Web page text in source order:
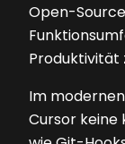
Open-
Produktivität
Im
Cursor keine